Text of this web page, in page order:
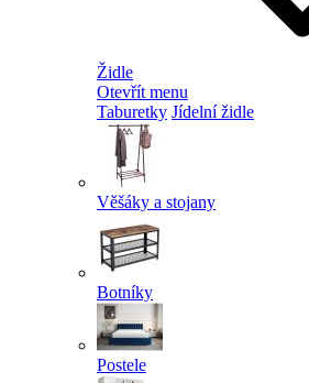
Židle
Otevřít menu
Taburetky Jídelní židle
Věšáky a stojany
Botníky
Postele